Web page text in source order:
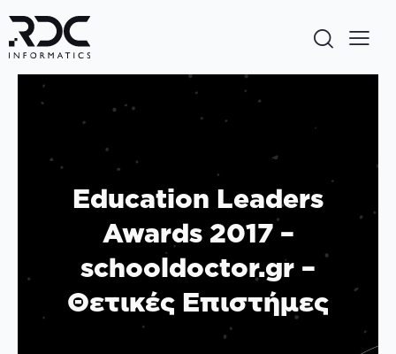
Education Leaders
Awards 2017 –
schooldoctor.gr –
Θετικές Επιστήμες